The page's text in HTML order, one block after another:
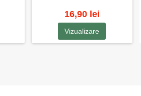
16,90 lei
Vizualizare